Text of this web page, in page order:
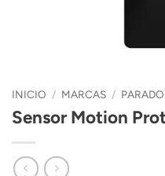
INICIO / MARCAS /
Sensor Motion